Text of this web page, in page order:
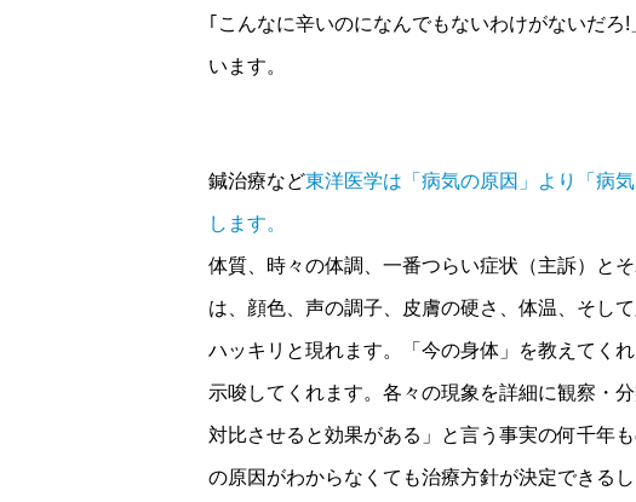
｢こんなに辛いのになんでもないわけがないだ
います。
鍼治療など東洋医学は「病気の原因」より「病
します。
体質、時々の体調、一番つらい症状（主訴）と
は、顔色、声の調子、皮膚の硬さ、体温、そし
ハッキリと現れます。「今の身体」を教えてく
示唆してくれます。各々の現象を詳細に観察・
対比させると効果がある」と言う事実の何千年
の原因がわからなくても治療方針が決定できる